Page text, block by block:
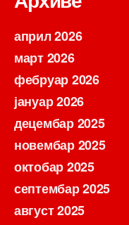
април 2026
март 2026
фебруар 2026
јануар 2026
децембар 2025
новембар 2025
октобар 2025
септембар 2025
август 2025